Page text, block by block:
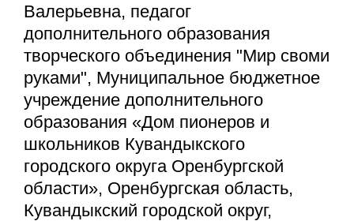
Валерьевна, педагог
дополнительного образования
творческого объединения "Мир своми
руками", Муниципальное бюджетное
учреждение дополнительного
образования «Дом пионеров и
школьников Кувандыкского
городского округа Оренбургской
области», Оренбургская область,
Кувандыкский городской округ,